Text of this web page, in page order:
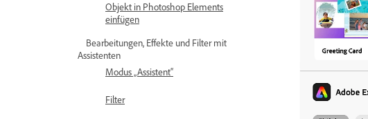
Objekt in Photoshop Elements
einfügen
Bearbeitungen, Effekte und Filter mit
Assistenten
Modus „Assistent“
Filter